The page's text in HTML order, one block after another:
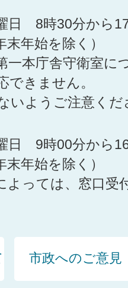
日 8時30分から
末年始を除く）
一本庁舎守衛室に
できません。
いようご注意くだ
日 9時00分から
末年始を除く）
よっては、窓口受
市政へのご意見